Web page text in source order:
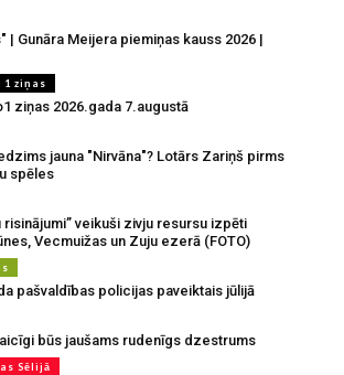
| Gunāra Meijera piemiņas kauss 2026 |
1 ziņas
ziņas 2026.gada 7.augustā
jauna "Nirvāna"? Lotārs Zariņš pirms
spēles
risinājumi” veikuši zivju resursu izpēti
Vecmuižas un Zuju ezerā (FOTO)
pašvaldības policijas paveiktais jūlijā
būs jaušams rudenīgs dzestrums
Sēlijā